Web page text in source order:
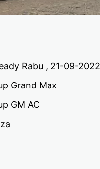
Rabu , 21-09-2022
Grand Max
GM AC